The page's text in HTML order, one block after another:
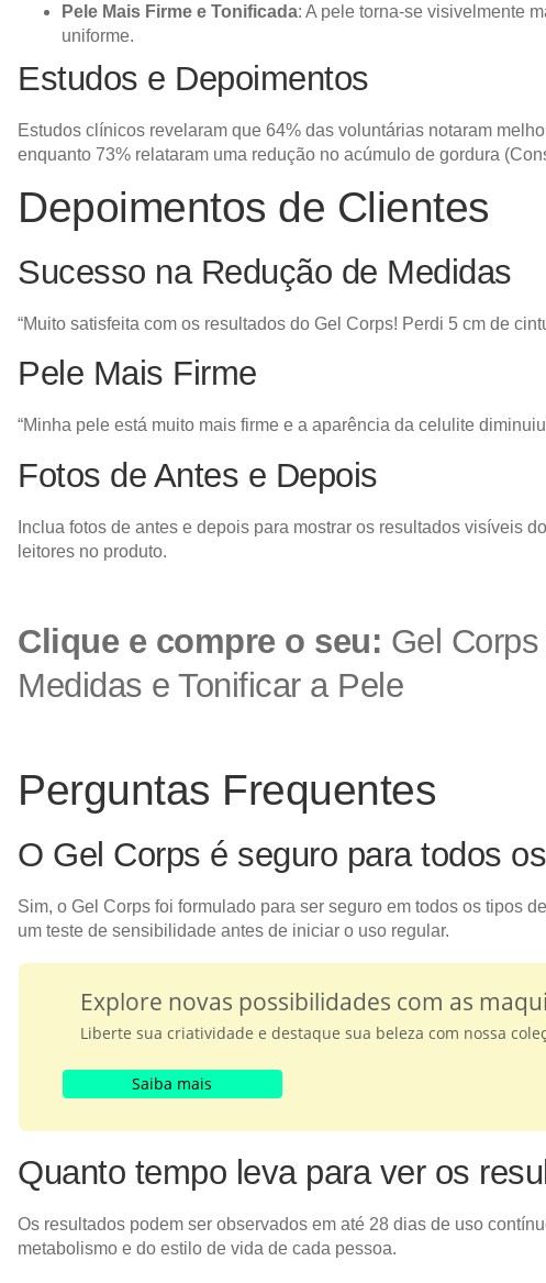
Pele Mais Firme e Tonificada: A pele torna-se visivelmente
uniforme.
Estudos e Depoimentos
Estudos clínicos revelaram que 64% das voluntárias notaram
enquanto 73% relataram uma redução no acúmulo de gordura​ (
Depoimentos de Clientes
Sucesso na Redução de Medidas
“Muito satisfeita com os resultados do Gel Corps! Perdi 5 cm de
Pele Mais Firme
“Minha pele está muito mais firme e a aparência da celulite
Fotos de Antes e Depois
Inclua fotos de antes e depois para mostrar os resultados visíveis
leitores no produto.
Clique e compre o seu: Gel
Medidas e Tonificar a Pele
Perguntas Frequentes
O Gel Corps é seguro para todos
Sim, o Gel Corps foi formulado para ser seguro em todos os tipos
um teste de sensibilidade antes de iniciar o uso regular.
Explore novas possibilidades com as
Liberte sua criatividade e destaque sua beleza com nossa
Saiba mais
Quanto tempo leva para ver os
Os resultados podem ser observados em até 28 dias de uso
metabolismo e do estilo de vida de cada pessoa.